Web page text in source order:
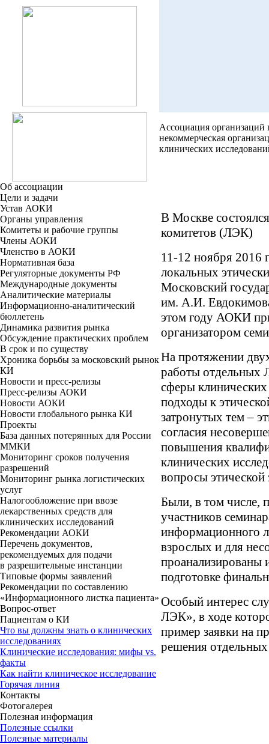
Об ассоциации
Цели и задачи
Устав АОКИ
Органы управления
Комитеты и рабочие группы
Члены АОКИ
Членство в АОКИ
Нормативная база
Регуляторные документы РФ
Международные документы
Аналитические материалы
Информационно-аналитический
бюллетень
Динамика развития рынка
Обсуждение практических проблем
В срок и по существу
Хроника борьбы за московский рынок
КИ
Новости и пресс-релизы
Пресс-релизы АОКИ
Новости АОКИ
Новости глобального рынка КИ
Проекты
База данных потерянных для России
ММКИ
Мониторинг сроков получения
разрешений
Мониторинг рынка логистических
услуг
Налогообложение при ввозе
лекарственных средств для
клинических исследований
Рекомендации АОКИ
Перечень документов,
рекомендуемых для подачи
в разрешительные инстанции
Типовые формы заявлений
Рекомендации по составлению
«Информационного листка пациента»
Вопрос-ответ
Пациентам о КИ
Что вы должны знать о клинических
исследованиях
Клинические исследования: мифы vs.
факты
Как найти клиническое исследование
Горячая линия
Контакты
Фотогалерея
Полезная информация
Полезные ссылки
Полезные материалы
Ассоциация
некоммерческая
клинических
В Москве
комитетов (ЛЭК)
11-12 ноября 2016
локальных
Московский
им. А.И.
этом году АОКИ
организатором
На протяжении
работы отдельных
сферы
подходы к
затронутых тем –
согласия
повышения
клинических
вопросы этической
Были, в том числе,
участников
информационного
взрослых и для
подготовке
Особый интерес
ЛЭК», в ходе
пример заявки на
решения